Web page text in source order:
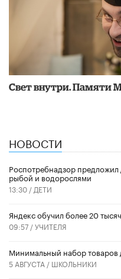
​Свет внутри. Памяти
НОВОСТИ
Роспотребнадзор
рыбой и водорослями
13:30 / ДЕТИ
​Яндекс обучил более 20
09:57 /УЧИТЕЛЯ
Минимальный набор
5 АВГУСТА / ШКОЛЬНИКИ